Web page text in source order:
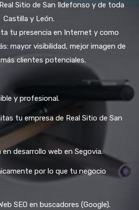
Sitio de San Ildefonso y de toda
Castilla y León.
tu presencia en Internet y como
mayor visibilidad, mejor imagen de
clientes potenciales.
y profesional.
tu empresa de Real Sitio de San
en desarrollo web en Segovia.
por lo que tu negocio
SEO en buscadores (Google).